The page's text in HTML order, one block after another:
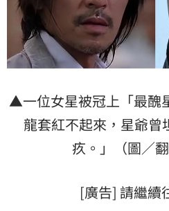
▲一位女星被冠上「最醜
龍套紅不起來，星爺曾
疚。」（圖／翻
[廣告] 請繼